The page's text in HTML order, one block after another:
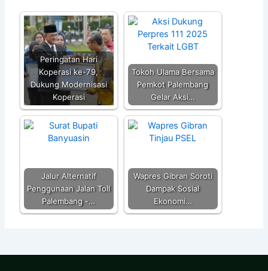
Peringatan Hari
Koperasi ke-79,
Dukung Modernisasi
Koperasi
Tokoh Ulama Bersama
Pemkot Palembang
Gelar Aksi…
Jalur Alternatif
Penggunaan Jalan Toll
Palembang -…
Wapres Gibran Soroti
Dampak Sosial
Ekonomi…